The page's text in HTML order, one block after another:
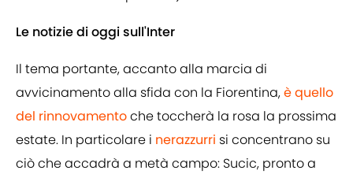
Le notizie di oggi sull'Inter
Il tema portante, accanto alla marcia di
avvicinamento alla sfida con la Fiorentina,è quello
del rinnovamentoche toccherà la rosa la prossima
estate. In particolare i nerazzurri si concentrano su
ciò che accadrà a metà campo: Sucic, pronto a